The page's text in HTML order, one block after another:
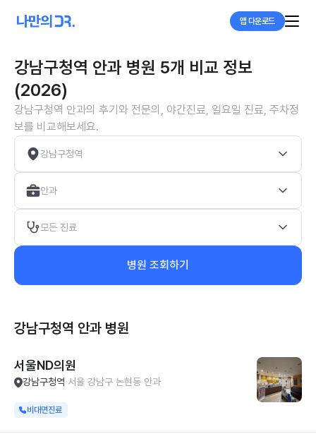
앱 다운로드
강남구청역 안과 병원 5개 비교 정보
(2026)
강남구청역 안과의 후기와 전문의, 야간진료, 일요일 진료, 주차정
보를 비교해보세요.
강남구청역
안과
모든 진료
병원 조회하기
강남구청역 안과 병원
서울ND의원
강남구청역 서울 강남구 논현동 안과
비대면진료